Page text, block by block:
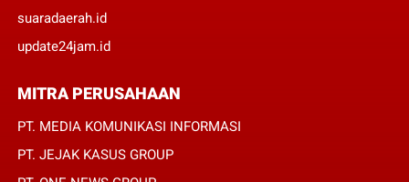
suaradaerah.id
update24jam.id
MITRA PERUSAHAAN
PT. MEDIA KOMUNIKASI INFORMASI
PT. JEJAK KASUS GROUP